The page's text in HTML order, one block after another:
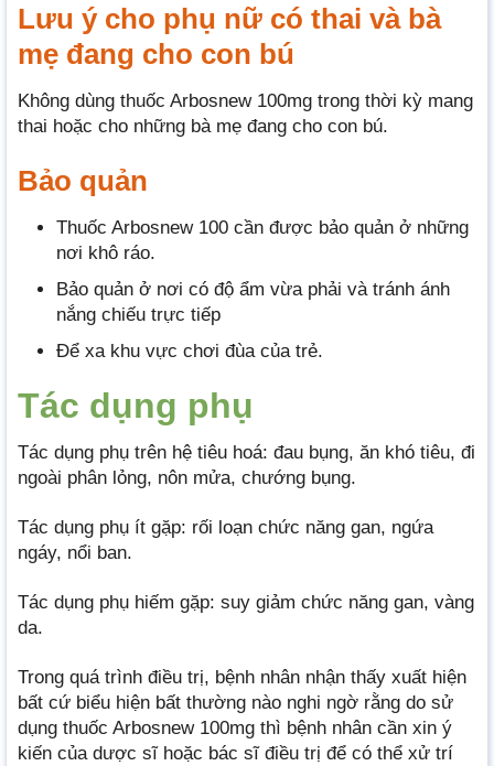
Lưu ý cho phụ nữ có thai và bà
mẹ đang cho con bú
Không dùng thuốc Arbosnew 100mg trong thời kỳ mang
thai hoặc cho những bà mẹ đang cho con bú.
Bảo quản
Thuốc Arbosnew 100 cần được bảo quản ở những
nơi khô ráo.
Bảo quản ở nơi có độ ẩm vừa phải và tránh ánh
nắng chiếu trực tiếp
Để xa khu vực chơi đùa của trẻ.
Tác dụng phụ
Tác dụng phụ trên hệ tiêu hoá: đau bụng, ăn khó tiêu, đi
ngoài phân lỏng, nôn mửa, chướng bụng.
Tác dụng phụ ít gặp: rối loạn chức năng gan, ngứa
ngáy, nổi ban.
Tác dụng phụ hiếm gặp: suy giảm chức năng gan, vàng
da.
Trong quá trình điều trị, bệnh nhân nhận thấy xuất hiện
bất cứ biểu hiện bất thường nào nghi ngờ rằng do sử
dụng thuốc Arbosnew 100mg thì bệnh nhân cần xin ý
kiến của dược sĩ hoặc bác sĩ điều trị để có thể xử trí